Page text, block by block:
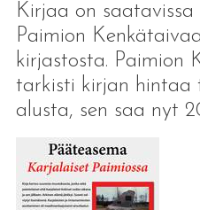
Kirjaa on
Paimion
kirjastosta. Paimion
tarkisti kirjan hintaa
alusta, sen saa nyt